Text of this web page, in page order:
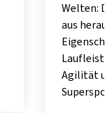
Welten:
aus
Agilität